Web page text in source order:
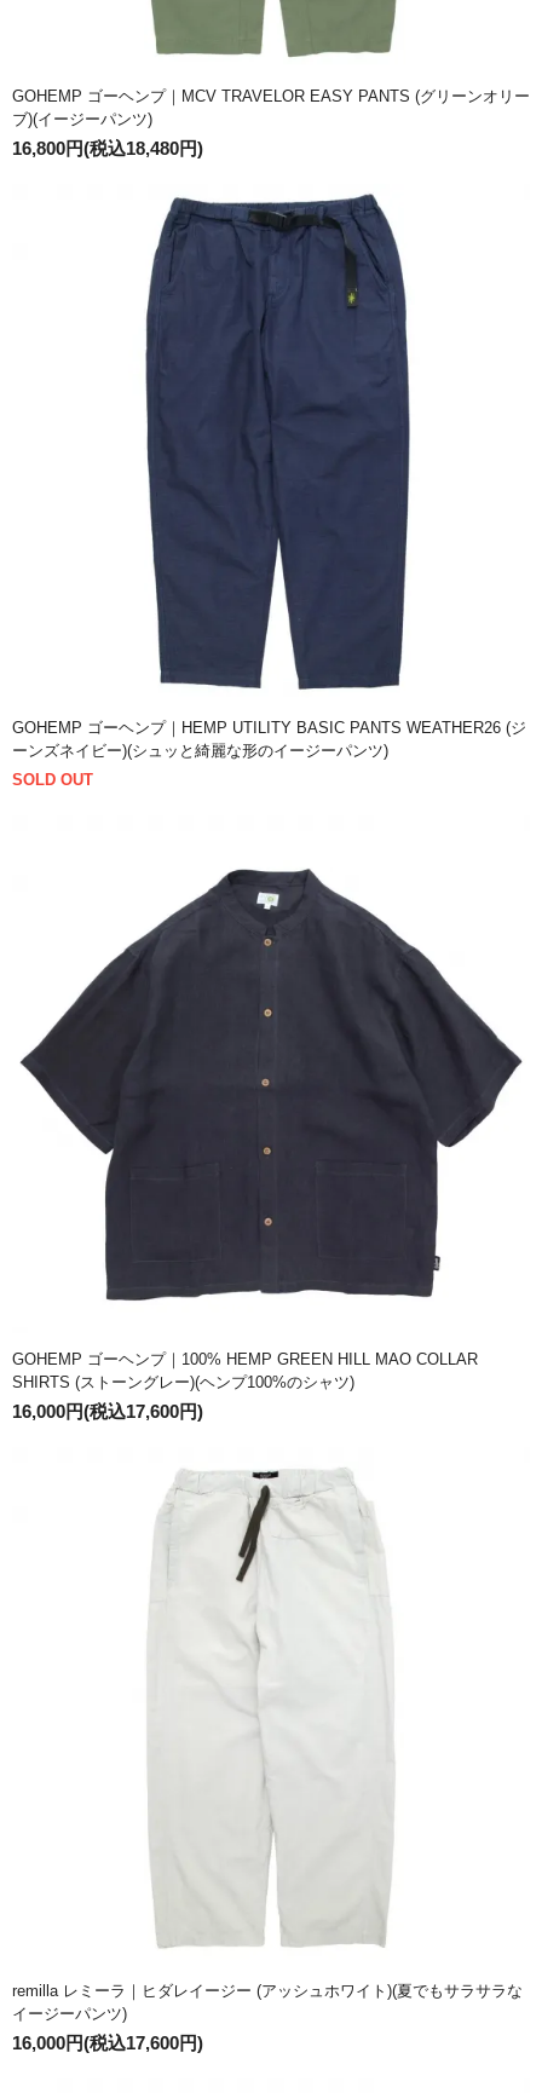
GOHEMP ゴーヘンプ｜MCV TRAVELOR EASY PANTS (グリーンオリー
ブ)(イージーパンツ)
16,800円(税込18,480円)
GOHEMP ゴーヘンプ｜HEMP UTILITY BASIC PANTS WEATHER26 (ジ
ーンズネイビー)(シュッと綺麗な形のイージーパンツ)
SOLD OUT
GOHEMP ゴーヘンプ｜100% HEMP GREEN HILL MAO COLLAR
SHIRTS (ストーングレー)(ヘンプ100%のシャツ)
16,000円(税込17,600円)
remilla レミーラ｜ヒダレイージー (アッシュホワイト)(夏でもサラサラな
イージーパンツ)
16,000円(税込17,600円)